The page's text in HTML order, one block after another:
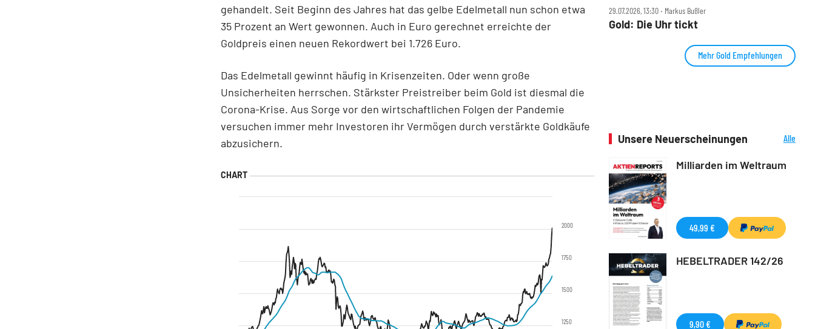
gehandelt. Seit Beginn des Jahres hat das gelbe Edelmetall nun schon etwa
35 Prozent an Wert gewonnen. Auch in Euro gerechnet erreichte der
Goldpreis einen neuen Rekordwert bei 1.726 Euro.
Das Edelmetall gewinnt häufig in Krisenzeiten. Oder wenn große
Unsicherheiten herrschen. Stärkster Preistreiber beim Gold ist diesmal die
Corona-Krise. Aus Sorge vor den wirtschaftlichen Folgen der Pandemie
versuchen immer mehr Investoren ihr Vermögen durch verstärkte Goldkäufe
abzusichern.
1250
1500
1750
2000
29.07.2026, 13:30 ‧ Markus Bußler
Gold: Die Uhr tickt
Mehr Gold Empfehlungen
Unsere Neuerscheinungen
Alle
Milliarden im Weltraum
49,99 €
HEBELTRADER 142/26
9,90 €